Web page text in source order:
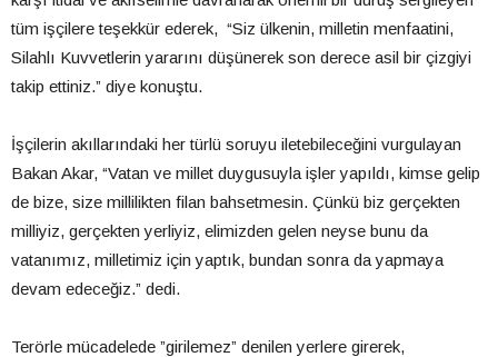
tüm işçilere teşekkür ederek, “Siz ülkenin, milletin menfaatini,
Silahlı Kuvvetlerin yararını düşünerek son derece asil bir çizgiyi
takip ettiniz.” diye konuştu.
İşçilerin akıllarındaki her türlü soruyu iletebileceğini vurgulayan
Bakan Akar, “Vatan ve millet duygusuyla işler yapıldı, kimse gelip
de bize, size millilikten filan bahsetmesin. Çünkü biz gerçekten
milliyiz, gerçekten yerliyiz, elimizden gelen neyse bunu da
vatanımız, milletimiz için yaptık, bundan sonra da yapmaya
devam edeceğiz.” dedi.
Terörle mücadelede ”girilemez” denilen yerlere girerek,